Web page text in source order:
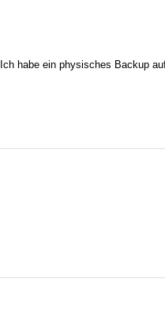
habe ein physisches Backup